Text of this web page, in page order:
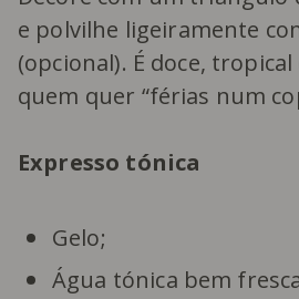
e polvilhe ligeiramente
(opcional). É doce,
quem quer “férias num
Expresso tónica
Gelo;
Água tónica bem